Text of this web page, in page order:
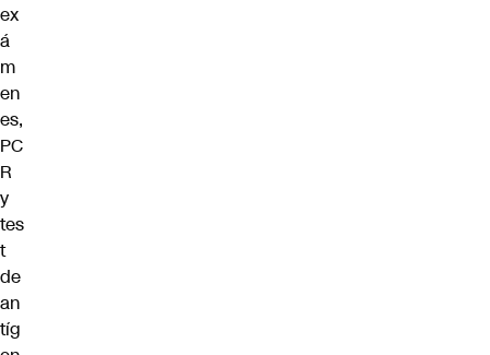
ex
á
m
en
es,
PC
R
y
tes
t
de
an
tíg